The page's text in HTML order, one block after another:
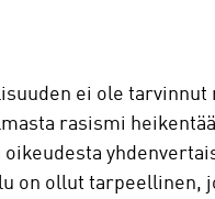
ei ole
rasismi
on ollut tarpeellinen,